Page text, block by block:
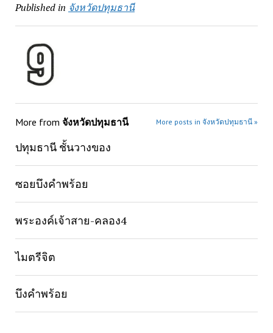
Published in จังหวัดปทุมธานี
More from จังหวัดปทุมธานี More posts in จังหวัดปทุมธานี »
ปทุมธานี ชั้นวางของ
ซอยบึงคำพร้อย
พระองค์เจ้าสาย-คลอง4
ไมตรีจิต
บึงคำพร้อย